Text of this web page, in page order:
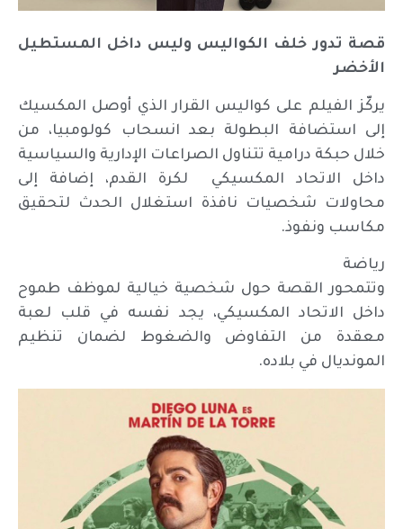
قصة تدور خلف الكواليس وليس داخل المستطيل
الأخضر
يركّز الفيلم على كواليس القرار الذي أوصل المكسيك
إلى استضافة البطولة بعد انسحاب كولومبيا، من
خلال حبكة درامية تتناول الصراعات الإدارية والسياسية
داخل الاتحاد المكسيكي لكرة القدم، إضافة إلى
محاولات شخصيات نافذة استغلال الحدث لتحقيق
مكاسب ونفوذ.
رياضة
وتتمحور القصة حول شخصية خيالية لموظف طموح
داخل الاتحاد المكسيكي، يجد نفسه في قلب لعبة
معقدة من التفاوض والضغوط لضمان تنظيم
المونديال في بلاده.